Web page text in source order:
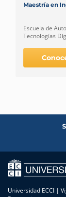
Maestría en
Escuela de
Tecnologías
Universidad ECCI |